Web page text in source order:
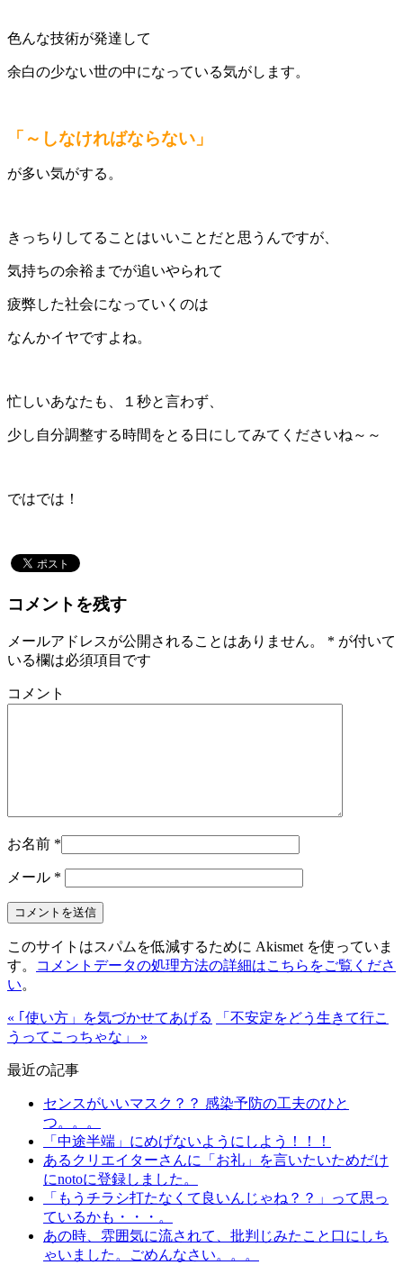
色んな技術が発達して
余白の少ない世の中になっている気がします。
「～しなければならない」
が多い気がする。
きっちりしてることはいいことだと思うんですが、
気持ちの余裕までが追いやられて
疲弊した社会になっていくのは
なんかイヤですよね。
忙しいあなたも、１秒と言わず、
少し自分調整する時間をとる日にしてみてくださいね～～
ではでは！
コメントを残す
メールアドレスが公開されることはありません。 * が付いて
いる欄は必須項目です
コメント
お名前 *
メール *
このサイトはスパムを低減するために Akismet を使っていま
す。
コメントデータの処理方法の詳細はこちらをご覧くださ
い。
« ｢使い方」を気づかせてあげる
「不安定をどう生きて行こ
うってこっちゃな」 »
最近の記事
センスがいいマスク？？ 感染予防の工夫のひと
つ。。。
「中途半端」にめげないようにしよう！！！
あるクリエイターさんに「お礼」を言いたいためだけ
にnotoに登録しました。
「もうチラシ打たなくて良いんじゃね？？」って思っ
ているかも・・・。
あの時、雰囲気に流されて、批判じみたこと口にしち
ゃいました。ごめんなさい。。。